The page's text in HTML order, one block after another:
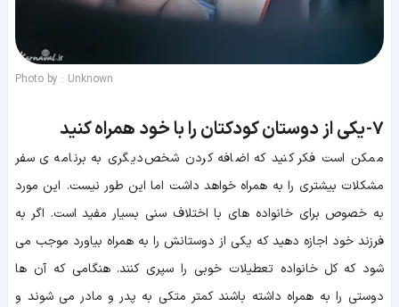
Photo by : Unknown
7- یکی از دوستان کودکتان را با خود همراه کنید
ممکن است فکر کنید که اضافه کردن شخص دیگری به برنامه ی سفر
مشکلات بیشتری را به همراه خواهد داشت اما این طور نیست. این مورد
به خصوص برای خانواده های با اختلاف سنی بسیار مفید است. اگر به
فرزند خود اجازه دهید که یکی از دوستانش را به همراه بیاورد موجب می
شود که کل خانواده تعطیلات خوبی را سپری کنند. هنگامی که آن ها
دوستی را به همراه داشته باشند کمتر متکی به پدر و مادر می شوند و